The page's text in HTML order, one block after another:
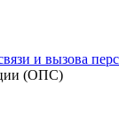
и вызова
(ОПС)